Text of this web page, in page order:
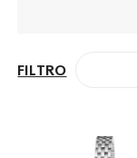
FILTRO